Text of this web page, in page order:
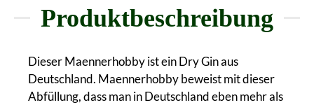
Produktbeschreibung
Dieser Maennerhobby ist ein Dry Gin aus
Deutschland. Maennerhobby beweist mit dieser
Abfüllung, dass man in Deutschland eben mehr als